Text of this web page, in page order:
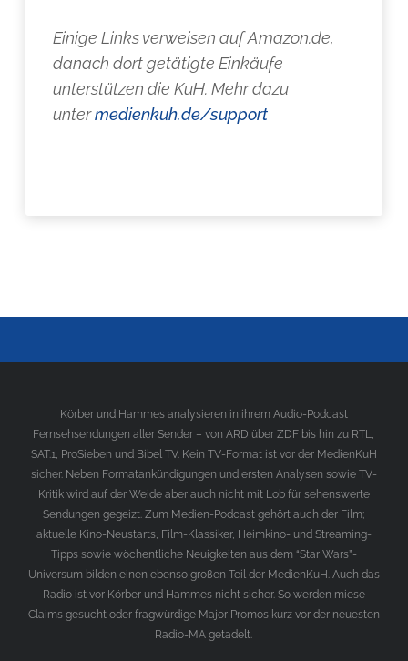
Einige Links verweisen auf Amazon.de,
danach dort getätigte Einkäufe
unterstützen die KuH. Mehr dazu
untermedienkuh.de/support
Körber und Hammes analysieren in ihrem Audio-Podcast
Fernsehsendungen aller Sender – von ARD über ZDF bis hin zu RTL,
SAT.1, ProSieben und Bibel TV. Kein TV-Format ist vor der MedienKuH
sicher. Neben Formatankündigungen und ersten Analysen sowie TV-
Kritik wird auf der Weide aber auch nicht mit Lob für sehenswerte
Sendungen gegeizt. Zum Medien-Podcast gehört auch der Film;
aktuelle Kino-Neustarts, Film-Klassiker, Heimkino- und Streaming-
Tipps sowie wöchentliche Neuigkeiten aus dem “Star Wars”-
Universum bilden einen ebenso großen Teil der MedienKuH. Auch das
Radio ist vor Körber und Hammes nicht sicher. So werden miese
Claims gesucht oder fragwürdige Major Promos kurz vor der neuesten
Radio-MA getadelt.